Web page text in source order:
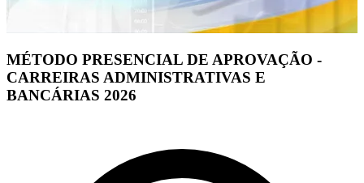
MÉTODO PRESENCIAL DE APROVAÇÃO -
CARREIRAS ADMINISTRATIVAS E
BANCÁRIAS 2026